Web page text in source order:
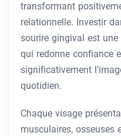
transformant
relationnelle. Investir
sourire gingival est
qui redonne confiance
significativement
quotidien.
Chaque visage
musculaires, osseuses